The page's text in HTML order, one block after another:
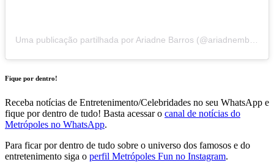
Fique por dentro!
Receba notícias de Entretenimento/Celebridades no seu WhatsApp e
fique por dentro de tudo! Basta acessar o canal de notícias do
Metrópoles no WhatsApp.
Para ficar por dentro de tudo sobre o universo dos famosos e do
entretenimento siga o perfil Metrópoles Fun no Instagram.